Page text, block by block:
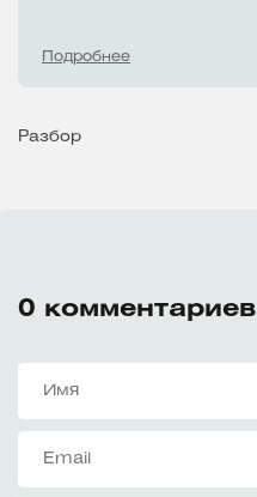
Подробнее
Разбор
0 комментариев